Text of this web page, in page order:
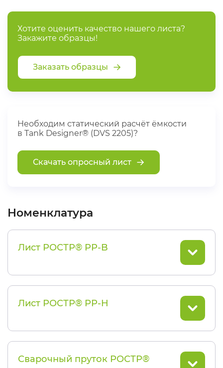
Хотите оценить качество нашего листа?
Закажите образцы!
Заказать образцы
Необходим статический расчёт ёмкости
в Tank Designer® (DVS 2205)?
Скачать опросный лист
Номенклатура
Лист РОСТР® PP-B
Лист РОСТР® PP-H
Сварочный пруток РОСТР®